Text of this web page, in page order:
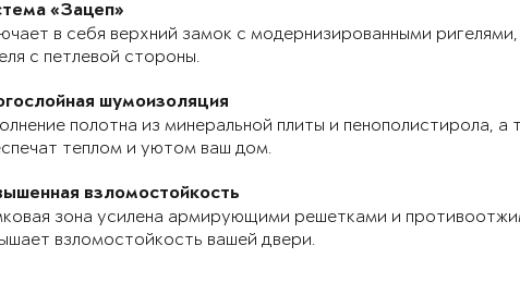
«Зацеп»
в себя верхний замок с модернизированными
с петлевой стороны.
шумоизоляция
полотна из минеральной плиты и пенополистирола,
теплом и уютом ваш дом.
взломостойкость
зона усилена армирующими решетками и
взломостойкость вашей двери.